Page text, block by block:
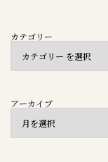
カテゴリー
アーカイブ